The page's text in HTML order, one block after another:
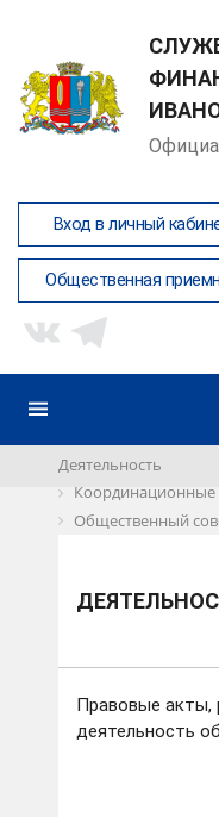
Вход в личный
Общественная
Деятельность
Координационные
Общественный
Правовые акты,
деятельность